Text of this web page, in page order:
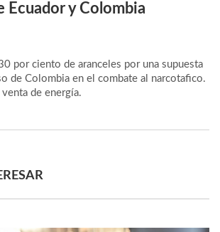
Ecuador y Colombia
por ciento de aranceles por una supuesta
de Colombia en el combate al narcotafico.
de energía.